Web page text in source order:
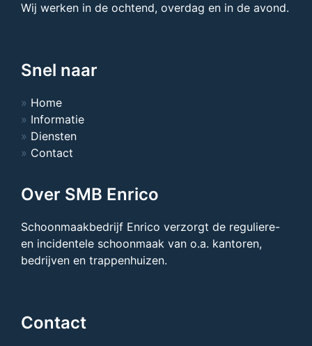
Wij werken in de ochtend, overdag en in de avond.
Snel naar
Home
Informatie
Diensten
Contact
Over SMB Enrico
Schoonmaakbedrijf Enrico verzorgt de reguliere-
en incidentele schoonmaak van o.a. kantoren,
bedrijven en trappenhuizen.
Contact